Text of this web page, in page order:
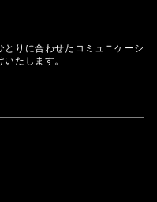
りに合わせたコミュニケーシ
たします。